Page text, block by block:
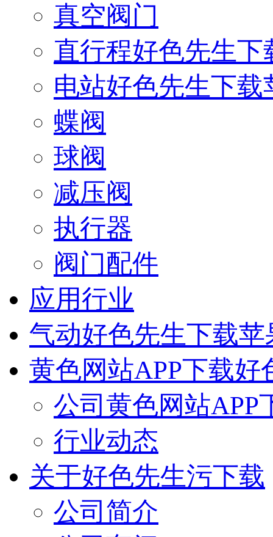
真空阀门
直行程好色先生
电站好色先生下
蝶阀
球阀
减压阀
执行器
阀门配件
应用行业
气动好色先生下载
黄色网站APP下载好
公司黄色网站APP
行业动态
关于好色先生污下载
公司简介